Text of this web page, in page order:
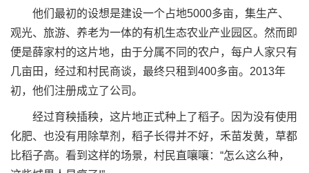
他们最初的设想是建设一个占地5000多亩，集生产、
观光、旅游、养老为一体的有机生态农业产业园区。然而即
便是薛家村的这片地，由于分属不同的农户，每户人家只有
几亩田，经过和村民商谈，最终只租到400多亩。2013年
初，他们注册成立了公司。
经过育秧插秧，这片地正式种上了稻子。因为没有使用
化肥、也没有用除草剂，稻子长得并不好，禾苗发黄，草都
比稻子高。看到这样的场景，村民直嚷嚷：“怎么这么种，